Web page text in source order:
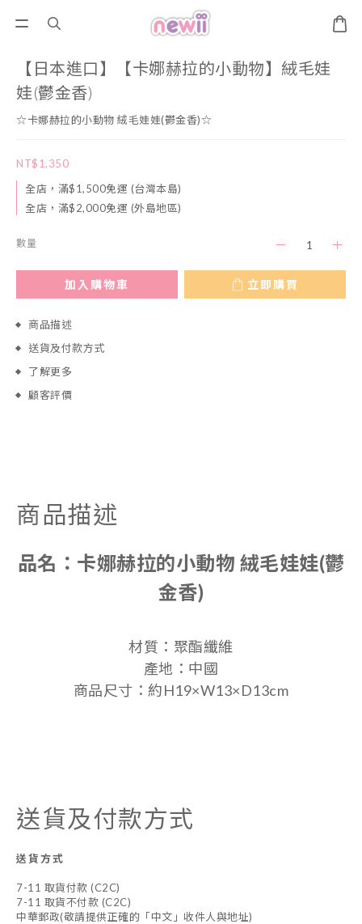
【日本進口】【卡娜赫拉的小動物】絨毛娃
娃(鬱金香)
☆卡娜赫拉的小動物 絨毛娃娃(鬱金香)☆
NT$1,350
全店，滿$1,500免運 (台灣本島)
全店，滿$2,000免運 (外島地區)
數量
加入購物車 立即購買
商品描述
送貨及付款方式
了解更多
顧客評價
商品描述
品名： 卡娜赫拉的小動物 絨毛娃娃(鬱
金香)
材質：聚酯纖維
產地：中國
商品尺寸：約H19×W13×D13cm
送貨及付款方式
送貨方式
7-11 取貨付款 (C2C)
7-11 取貨不付款 (C2C)
中華郵政(敬請提供正確的「中文」收件人與地址)